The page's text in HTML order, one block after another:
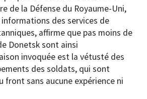
de la Défense du Royaume-Uni,
informations des services de
affirme que pas moins de
Donetsk sont ainsi
invoquée est la vétusté des
des soldats, qui sont
front sans aucune expérience ni